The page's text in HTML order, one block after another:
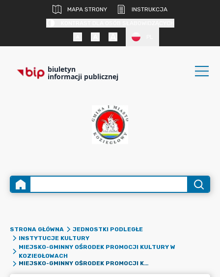
MAPA STRONY
INSTRUKCJA
biuletyn
informacji publicznej
STRONA GŁÓWNA
JEDNOSTKI PODLEGŁE
INSTYTUCJE KULTURY
MIEJSKO-GMINNY OŚRODEK PROMOCJI KULTURY W
KOZIEGŁOWACH
MIEJSKO-GMINNY OŚRODEK PROMOCJI KULTURY W KOZIEGŁOWACH